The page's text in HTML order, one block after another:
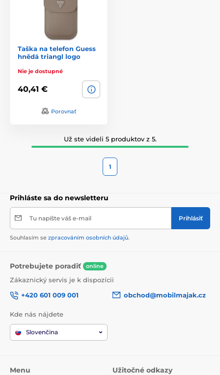
Taška na telefon Guess
hnědá triangl logo
Nie je dostupné
40,41 €
Porovnať
Už ste videli 5 produktov z 5.
1
Prihláste sa do newsletteru
Tu napíšte váš e-mail Prihlásiť
Souhlasím se zpracováním osobních údajů.
Potrebujete poradiť online
Zákaznický servis je k dispozícii
+420 601 009 001
obchod@mobilmajak.cz
Kde nás nájdete
Slovenčina
Menu Užitočné odkazy